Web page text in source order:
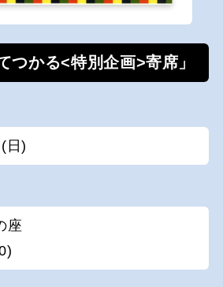
つかる<特別企画>寄席」
日)
座